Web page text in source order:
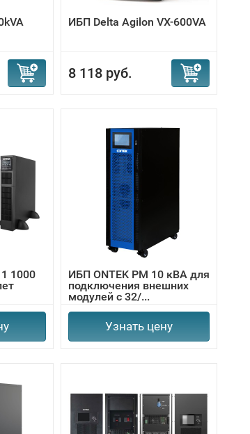
ИБП Delta Agilon VX-600VA
8 118 руб.
1000
ИБП ONTEK PM 10 кВА для
подключения внешних
модулей с 32/...
Узнать цену